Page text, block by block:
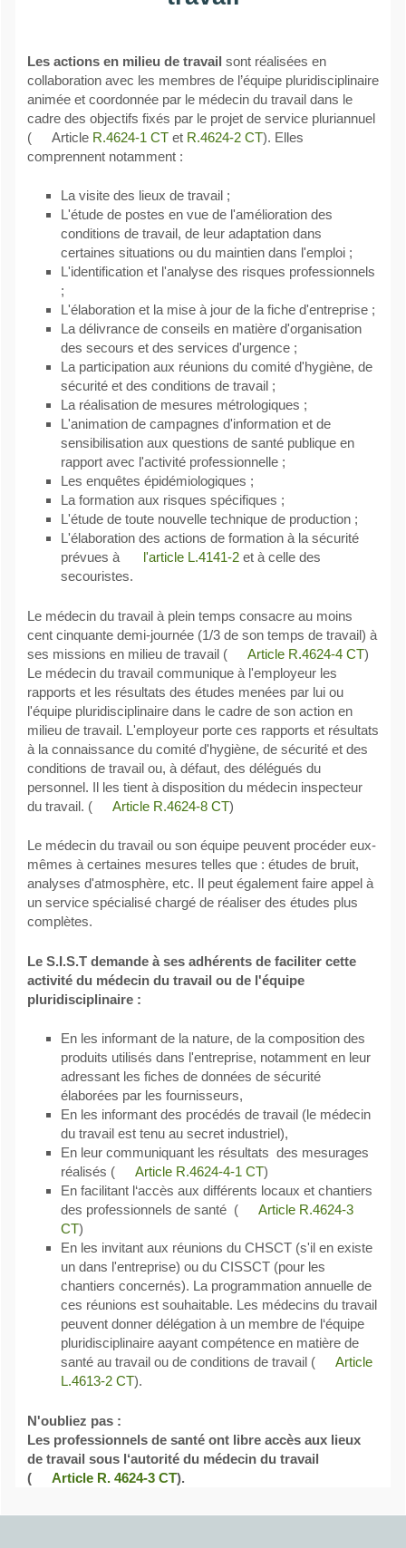
Les actions en milieu de travail sont réalisées en
collaboration avec les membres de l’équipe pluridisciplinaire
animée et coordonnée par le médecin du travail dans le
cadre des objectifs fixés par le projet de service pluriannuel
(
Article R.4624-1 CTet R.4624-2 CT). Elles
comprennent notamment :
La visite des lieux de travail ;
L'étude de postes en vue de l'amélioration des
conditions de travail, de leur adaptation dans
certaines situations ou du maintien dans l'emploi ;
L'identification et l'analyse des risques professionnels
;
L'élaboration et la mise à jour de la fiche d'entreprise ;
La délivrance de conseils en matière d'organisation
des secours et des services d'urgence ;
La participation aux réunions du comité d'hygiène, de
sécurité et des conditions de travail ;
La réalisation de mesures métrologiques ;
L'animation de campagnes d'information et de
sensibilisation aux questions de santé publique en
rapport avec l'activité professionnelle ;
Les enquêtes épidémiologiques ;
La formation aux risques spécifiques ;
L'étude de toute nouvelle technique de production ;
L'élaboration des actions de formation à la sécurité
prévues à
l'article L.4141-2 et à celle des
secouristes.
Le médecin du travail à plein temps consacre au moins
cent cinquante demi-journée (1/3 de son temps de travail) à
ses missions en milieu de travail (
Article R.4624-4 CT)
Le médecin du travail communique à l'employeur les
rapports et les résultats des études menées par lui ou
l'équipe pluridisciplinaire dans le cadre de son action en
milieu de travail. L'employeur porte ces rapports et résultats
à la connaissance du comité d'hygiène, de sécurité et des
conditions de travail ou, à défaut, des délégués du
personnel. Il les tient à disposition du médecin inspecteur
du travail. (
Article R.4624-8 CT)
Le médecin du travail ou son équipe peuvent procéder eux-
mêmes à certaines mesures telles que : études de bruit,
analyses d'atmosphère, etc. Il peut également faire appel à
un service spécialisé chargé de réaliser des études plus
complètes.
Le S.I.S.T demande à ses adhérents de faciliter cette
activité du médecin du travail ou de l'équipe
pluridisciplinaire :
En les informant de la nature, de la composition des
produits utilisés dans l'entreprise, notamment en leur
adressant les fiches de données de sécurité
élaborées par les fournisseurs,
En les informant des procédés de travail (le médecin
du travail est tenu au secret industriel),
En leur communiquant les résultats des mesurages
réalisés (
Article R.4624-4-1 CT)
En facilitant l‘accès aux différents locaux et chantiers
des professionnels de santé (
Article R.4624-3
CT)
En les invitant aux réunions du CHSCT (s'il en existe
un dans l'entreprise) ou du CISSCT (pour les
chantiers concernés). La programmation annuelle de
ces réunions est souhaitable. Les médecins du travail
peuvent donner délégation à un membre de l‘équipe
pluridisciplinaire aayant compétence en matière de
santé au travail ou de conditions de travail (
Article
L.4613-2 CT).
N'oubliez pas :
Les professionnels de santé ont libre accès aux lieux
de travail sous l‘autorité du médecin du travail
(
Article R. 4624-3 CT).